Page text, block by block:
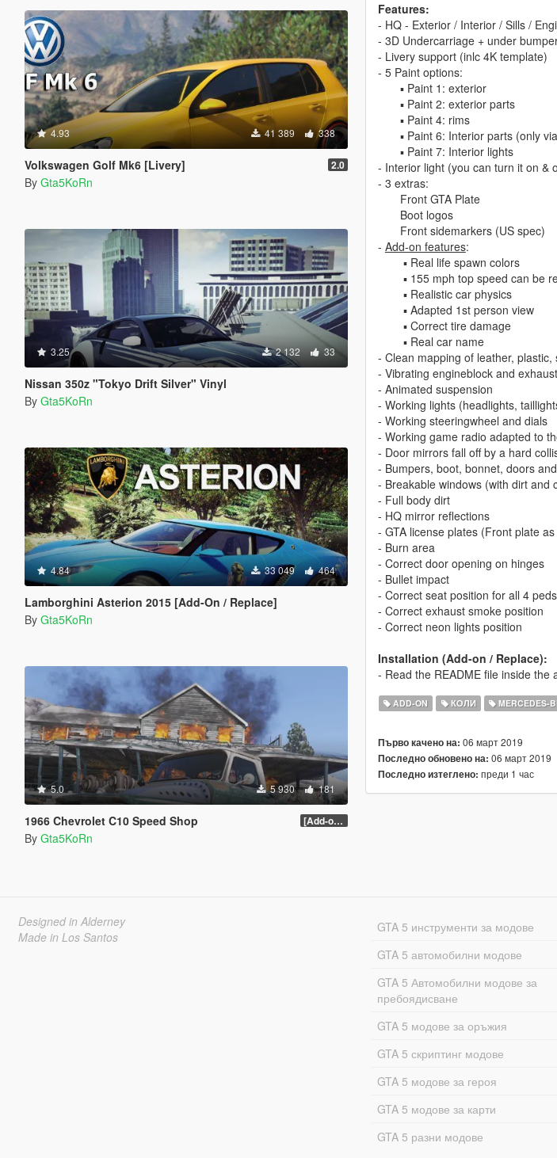
4.93 41 389 338
Volkswagen Golf Mk6 [Livery] 2.0
By Gta5KoRn
3.25 2 132 33
Nissan 350z "Tokyo Drift Silver" Vinyl
By Gta5KoRn
4.84 33 049 464
Lamborghini Asterion 2015 [Add-On / Replace]
By Gta5KoRn
5.0 5 930 181
1966 Chevrolet C10 Speed Shop [Add-on / Replace]
By Gta5KoRn
Features:
- HQ - Exterior / Interior / Sills /
- 3D Undercarriage + under
- Livery support (inlc 4K template)
- 5 Paint options:
▪ Paint 1: exterior
▪ Paint 2: exterior parts
▪ Paint 4: rims
▪ Paint 6: Interior parts (only
▪ Paint 7: Interior lights
- Interior light (you can turn it on &
- 3 extras:
Front GTA Plate
Boot logos
Front sidemarkers (US spec)
- Add-on features:
▪ Real life spawn colors
▪ 155 mph top speed can be
▪ Realistic car physics
▪ Adapted 1st person view
▪ Correct tire damage
▪ Real car name
- Clean mapping of leather,
- Vibrating engineblock and exhaust
- Animated suspension
- Working lights (headlights,
- Working steeringwheel and dials
- Working game radio adapted to
- Door mirrors fall off by a hard
- Bumpers, boot, bonnet, doors
- Breakable windows (with dirt and
- Full body dirt
- HQ mirror reflections
- GTA license plates (Front plate
- Burn area
- Correct door opening on hinges
- Bullet impact
- Correct seat position for all 4 peds
- Correct exhaust smoke position
- Correct neon lights position
Installation (Add-on / Replace):
- Read the README file inside the
ADD-ON КОЛИ MERCEDES-
Първо качено на: 06 март 2019
Последно обновено на: 06 март 2019
Последно изтеглено: преди 1 час
Designed in Alderney
Made in Los Santos
GTA 5 инструменти за модове
GTA 5 автомобилни модове
GTA 5 Автомобилни модове за
пребоядисване
GTA 5 модове за оръжия
GTA 5 скриптинг модове
GTA 5 модове за героя
GTA 5 модове за карти
GTA 5 разни модове